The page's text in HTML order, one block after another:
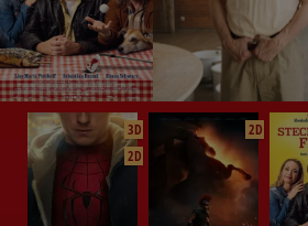
3D
2D
2D